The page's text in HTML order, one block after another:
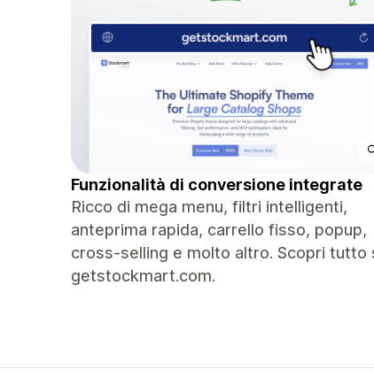
Funzionalità di conversione integrate
Ricco di mega menu, filtri intelligenti,
anteprima rapida, carrello fisso, popup,
cross-selling e molto altro. Scopri tutto
getstockmart.com.